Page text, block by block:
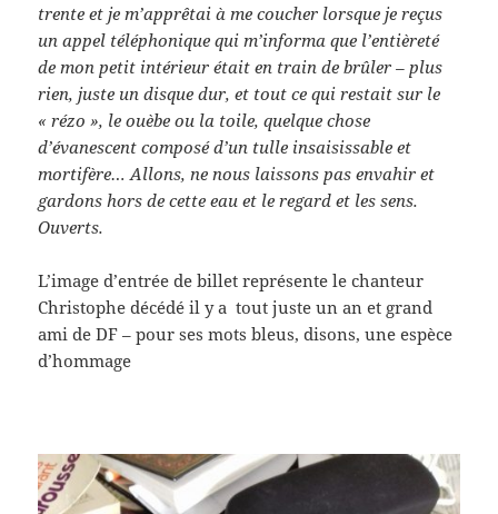
trente et je m’apprêtai à me coucher lorsque je reçus
un appel téléphonique qui m’informa que l’entièreté
de mon petit intérieur était en train de brûler – plus
rien, juste un disque dur, et tout ce qui restait sur le
« rézo », le ouèbe ou la toile, quelque chose
d’évanescent composé d’un tulle insaisissable et
mortifère… Allons, ne nous laissons pas envahir et
gardons hors de cette eau et le regard et les sens.
Ouverts.
L’image d’entrée de billet représente le chanteur
Christophe décédé il y a tout juste un an et grand
ami de DF – pour ses mots bleus, disons, une espèce
d’hommage